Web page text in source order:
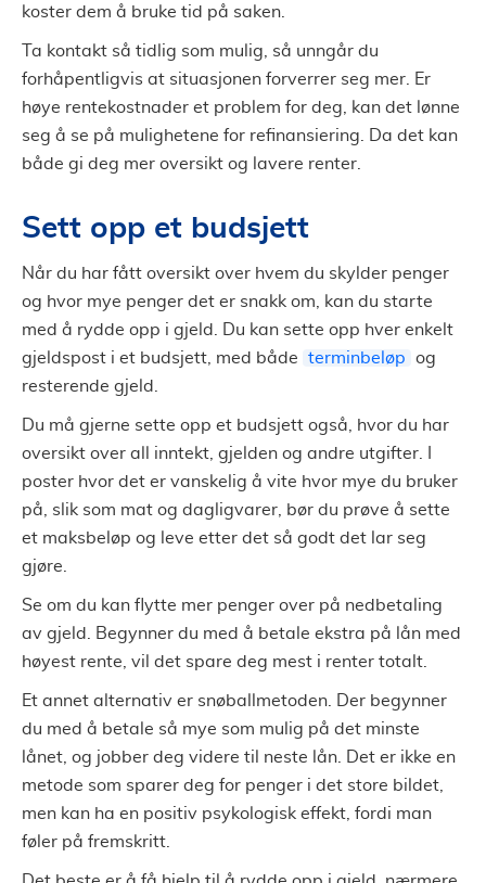
koster dem å bruke tid på saken.
Ta kontakt så tidlig som mulig, så unngår du
forhåpentligvis at situasjonen forverrer seg mer. Er
høye rentekostnader et problem for deg, kan det lønne
seg å se på mulighetene for refinansiering. Da det kan
både gi deg mer oversikt og lavere renter.
Sett opp et budsjett
Når du har fått oversikt over hvem du skylder penger
og hvor mye penger det er snakk om, kan du starte
med å rydde opp i gjeld. Du kan sette opp hver enkelt
gjeldspost i et budsjett, med både
terminbeløp
og
resterende gjeld.
Du må gjerne sette opp et budsjett også, hvor du har
oversikt over all inntekt, gjelden og andre utgifter. I
poster hvor det er vanskelig å vite hvor mye du bruker
på, slik som mat og dagligvarer, bør du prøve å sette
et maksbeløp og leve etter det så godt det lar seg
gjøre.
Se om du kan flytte mer penger over på nedbetaling
av gjeld. Begynner du med å betale ekstra på lån med
høyest rente, vil det spare deg mest i renter totalt.
Et annet alternativ er snøballmetoden. Der begynner
du med å betale så mye som mulig på det minste
lånet, og jobber deg videre til neste lån. Det er ikke en
metode som sparer deg for penger i det store bildet,
men kan ha en positiv psykologisk effekt, fordi man
føler på fremskritt.